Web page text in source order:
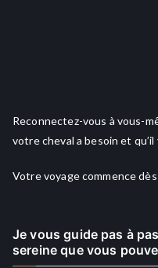
Reconnectez-vous à vous-
votre cheval a besoin et
Votre voyage commence
Je vous guide pas à
sereine que vous